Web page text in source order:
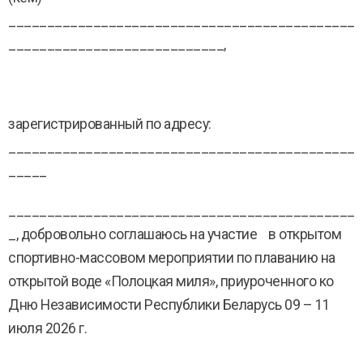
____________________________,
зарегистрированный по адресу:
_, добровольно соглашаюсь на участие в открытом
спортивно-массовом мероприятии по плаванию на
открытой воде «Полоцкая миля», приуроченного ко
Дню Независимости Республики Беларусь 09 – 11
июля 2026 г.